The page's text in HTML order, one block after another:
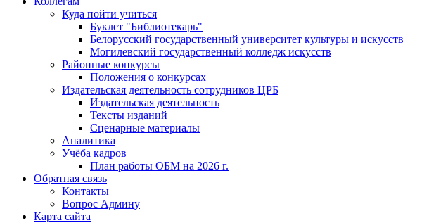
Куда пойти учиться
Буклет "Библиотекарь"
Белорусский государственный университет культуры и искусств
Могилевский государственный колледж искусств
Районные конкурсы
Положения о конкурсах
Издательская деятельность сотрудников ЦРБ
Издательская деятельность
Тексты изданий
Сценарные материалы
Аналитика
Учёба кадров
План работы ОБМ на 2026 г.
Обратная связь
Контакты
Вопрос Админу
Карта сайта